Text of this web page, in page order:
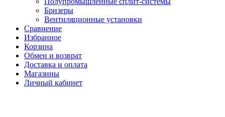
Бризеры
Вентиляционные установки
Сравнение
Избранное
Корзина
Обмен и возврат
Доставка и оплата
Магазины
Личный кабинет